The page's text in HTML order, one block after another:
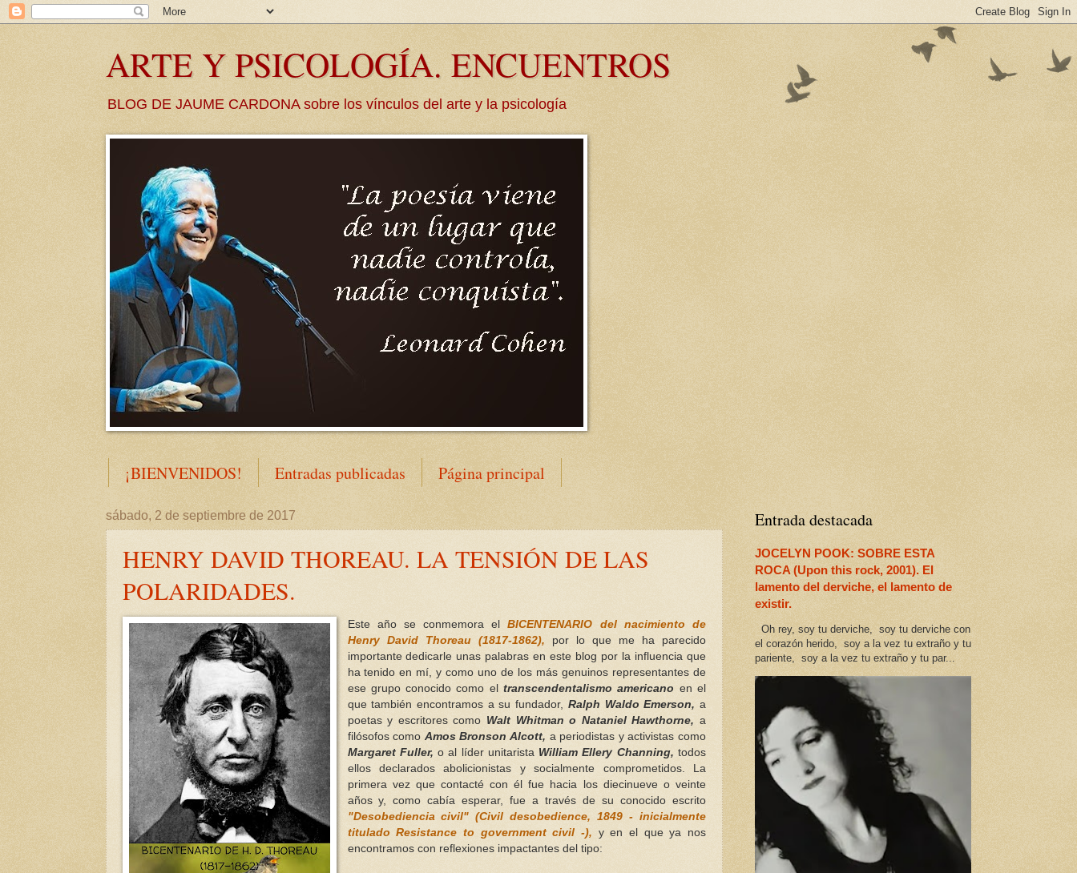
ARTE Y PSICOLOGÍA. ENCUENTROS
BLOG DE JAUME CARDONA sobre los vínculos del arte y la psicología
¡BIENVENIDOS! Entradas publicadas Página principal
sábado, 2 de septiembre de 2017
HENRY DAVID THOREAU. LA TENSIÓN DE LAS
POLARIDADES.
Este año se conmemora elBICENTENARIO del nacimiento de
Henry David Thoreau(1817-1862), por lo que me ha parecido
importante dedicarle unas palabras en este blog por la influencia que
ha tenido en mí, y como uno de los más genuinos representantes de
ese grupo conocido como eltranscendentalismo americano en el
que también encontramos a su fundador, Ralph Waldo Emerson, a
poetas y escritores como Walt Whitman o Nataniel Hawthorne, a
filósofos como Amos Bronson Alcott, a periodistas y activistas como
Margaret Fuller, o al líder unitarista William Ellery Channing,todos
ellos declarados abolicionistas y socialmente comprometidos. La
primera vez que contacté con él fue hacia los diecinueve o veinte
años y, como cabía esperar, fue a través de su conocido escrito
"Desobediencia civil"(Civil desobedience, 1849 - inicialmente
titulado Resistance to government civil -), y en el que ya nos
encontramos con reflexiones impactantes del tipo:
Entrada destacada
JOCELYN POOK: SOBRE ESTA
ROCA (Upon this rock, 2001). El
lamento del derviche, el lamento de
existir.
Oh rey, soy tu derviche, soy tu derviche con
el corazón herido, soy a la vez tu extraño y tu
pariente, soy a la vez tu extraño y tu par...